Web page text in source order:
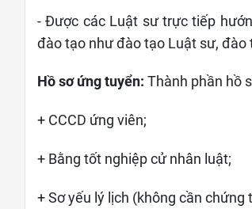
- Được các Luật sư trực tiếp
đào tạo như đào tạo Luật sư, đào
Hồ sơ ứng tuyển: Thành phần hồ
+ CCCD ứng viên;
+ Bằng tốt nghiệp cử nhân luật;
+ Sơ yếu lý lịch (không cần chứng